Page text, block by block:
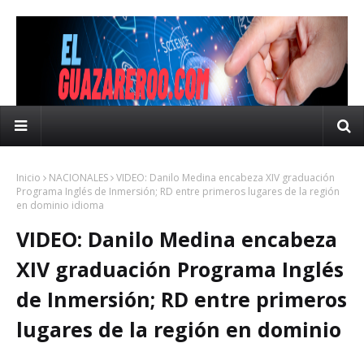
Inicio NACIONALES VIDEO: Danilo Medina encabeza XIV graduación
Programa Inglés de Inmersión; RD entre primeros lugares de la región
en dominio idioma
VIDEO: Danilo Medina encabeza
XIV graduación Programa Inglés
de Inmersión; RD entre primeros
lugares de la región en dominio